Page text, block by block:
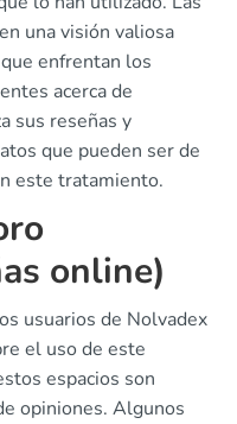
una visión valiosa
enfrentan los
acerca de
sus reseñas y
que pueden ser de
este tratamiento.
online)
usuarios de Nolvadex
el uso de este
espacios son
opiniones. Algunos